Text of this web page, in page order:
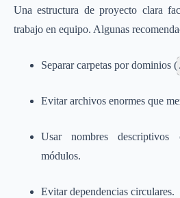
Una estructura de proyecto clara
trabajo en equipo. Algunas
Separar carpetas por dominios (
Evitar archivos enormes que
Usar nombres
módulos.
Evitar dependencias circulares.